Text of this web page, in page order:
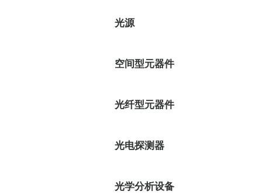
光源
空间型元器件
光纤型元器件
光电探测器
光学分析设备